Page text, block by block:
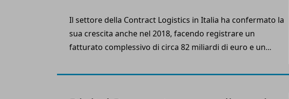
Il settore della Contract Logistics in Italia ha confermato la
sua crescita anche nel 2018, facendo registrare un
fatturato complessivo di circa 82 miliardi di euro e un
consolidando il trend positivo evidenziato nell’ultimo